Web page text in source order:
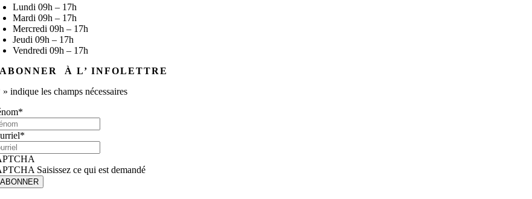
Lundi 09h – 17h
Mardi 09h – 17h
Mercredi 09h – 17h
Jeudi 09h – 17h
Vendredi 09h – 17h
À L’ INFOLETTRE
» indique les champs nécessaires
*
*
Saisissez ce qui est demandé